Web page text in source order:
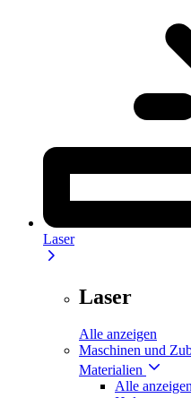
Laser
Laser
Alle anzeigen
Maschinen und
Materialien
Alle